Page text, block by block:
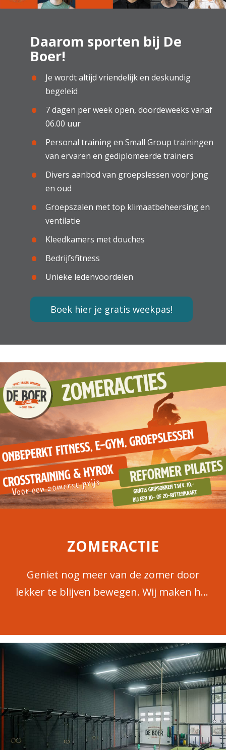
Daarom sporten bij De
Boer!
Je wordt altijd vriendelijk en deskundig
begeleid
7 dagen per week open, doordeweeks vanaf
06.00 uur
Personal training en Small Group trainingen
van ervaren en gediplomeerde trainers
Divers aanbod van groepslessen voor jong
en oud
Groepszalen met top klimaatbeheersing en
ventilatie
Kleedkamers met douches
Bedrijfsfitness
Unieke ledenvoordelen
Boek hier je gratis weekpas!
ZOMERACTIE
Geniet nog meer van de zomer door
lekker te blijven bewegen. Wij maken het
Liever meedoen met Reformer Pilates?
Ook dan hebben we een leuke aanbieding
voor je. Op deze pagina lees je alles over
onze zomeracties (geldig t/m 31 juli): 1.
Onbeperkt Fitness & groepslessen, eGym,
Crosstraining en Hyrox 3 maanden
onbeperkt sporten: € 150,00 (25+), €